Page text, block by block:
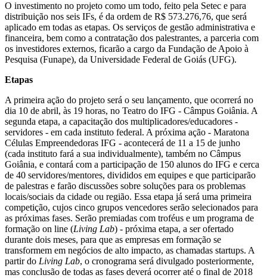
O investimento no projeto como um todo, feito pela Setec e para
distribuição nos seis IFs, é da ordem de R$ 573.276,76, que será
aplicado em todas as etapas. Os serviços de gestão administrativa e
financeira, bem como a contratação dos palestrantes, a parceria com
os investidores externos, ficarão a cargo da Fundação de Apoio à
Pesquisa (Funape), da Universidade Federal de Goiás (UFG).
Etapas
A primeira ação do projeto será o seu lançamento, que ocorrerá no
dia 10 de abril, às 19 horas, no Teatro do IFG - Câmpus Goiânia. A
segunda etapa, a capacitação dos multiplicadores/educadores -
servidores - em cada instituto federal. A próxima ação - Maratona
Células Empreendedoras IFG - acontecerá de 11 a 15 de junho
(cada instituto fará a sua individualmente), também no Câmpus
Goiânia, e contará com a participação de 150 alunos do IFG e cerca
de 40 servidores/mentores, divididos em equipes e que participarão
de palestras e farão discussões sobre soluções para os problemas
locais/sociais da cidade ou região. Essa etapa já será uma primeira
competição, cujos cinco grupos vencedores serão selecionados para
as próximas fases. Serão premiadas com troféus e um programa de
formação on line (Living Lab) - próxima etapa, a ser ofertado
durante dois meses, para que as empresas em formação se
transformem em negócios de alto impacto, as chamadas startups. A
partir do Living Lab, o cronograma será divulgado posteriormente,
mas conclusão de todas as fases deverá ocorrer até o final de 2018